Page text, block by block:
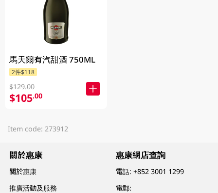
馬天爾有汽甜酒 750ML
2件$118
$129.00
$105.00
Item code: 273912
關於惠康
關於惠康
推廣活動及服務
惠康網店查詢
電話:+852 3001 1299
電郵: